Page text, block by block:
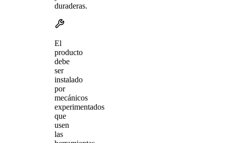
duraderas.
El
producto
debe
ser
instalado
por
mecánicos
experimentados
que
usen
las